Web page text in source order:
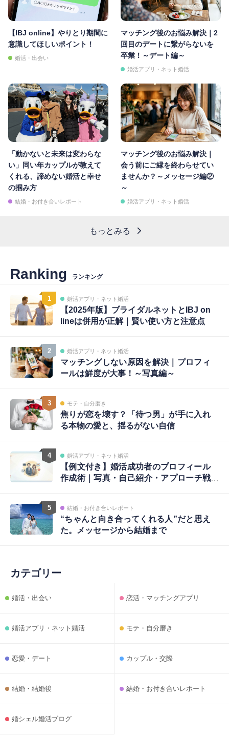
【IBJ online】やりとり期間に
意識してほしいポイント！
婚活・出会い
マッチング後のお悩み解決｜2
回目のデートに繋がらないを
卒業！～デート編～
婚活アプリ・ネット婚活
「動かないと未来は変わらな
い」同い年カップルが教えて
くれる、諦めない婚活と幸せ
の掴み方
結婚・お付き合いレポート
マッチング後のお悩み解決｜
会う前にご縁を終わらせてい
ませんか？～メッセージ編②
～
婚活アプリ・ネット婚活
もっとみる
Ranking ランキング
1 婚活アプリ・ネット婚活
【2025年版】ブライダルネットとIBJ on
lineは併用が正解｜賢い使い方と注意点
2 婚活アプリ・ネット婚活
マッチングしない原因を解決｜プロフィ
ールは鮮度が大事！～写真編～
3 モテ・自分磨き
焦りが恋を壊す？「待つ男」が手に入れ
る本物の愛と、揺るがない自信
4 婚活アプリ・ネット婚活
【例文付き】婚活成功者のプロフィール
作成術｜写真・自己紹介・アプローチ戦
5 結婚・お付き合いレポート
“ちゃんと向き合ってくれる人”だと思え
た。メッセージから結婚まで
カテゴリー
婚活・出会い 恋活・マッチングアプリ
婚活アプリ・ネット婚活 モテ・自分磨き
恋愛・デート カップル・交際
結婚・結婚後 結婚・お付き合いレポート
婚シェル婚活ブログ